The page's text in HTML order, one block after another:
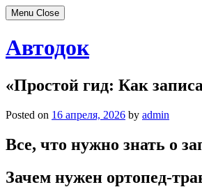
Menu Close
Skip
to
Автодок
«Простой гид: Как
Posted on 16 апреля, 2026 by admin
Все, что нужно знать о
Зачем нужен ортопед-